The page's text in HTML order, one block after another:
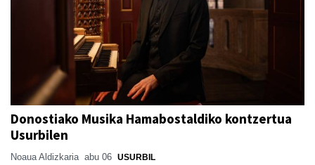
Donostiako Musika Hamabostaldiko kontzertua
Usurbilen
Noaua Aldizkaria abu 06 USURBIL